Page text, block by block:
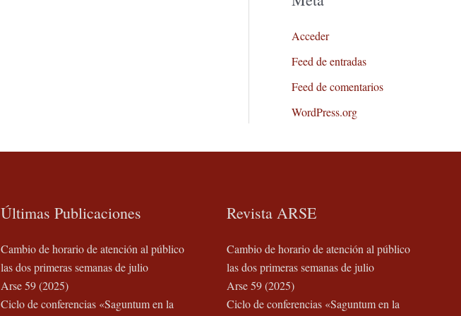
Acceder
Feed de entradas
Feed de comentarios
WordPress.org
Últimas Publicaciones
Cambio de horario de atención al público
las dos primeras semanas de julio
Arse 59 (2025)
Ciclo de conferencias «Saguntum en la
Revista ARSE
Cambio de horario de atención al público
las dos primeras semanas de julio
Arse 59 (2025)
Ciclo de conferencias «Saguntum en la